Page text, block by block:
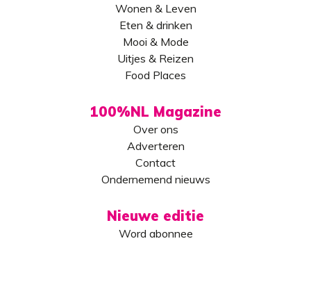
Wonen & Leven
Eten & drinken
Mooi & Mode
Uitjes & Reizen
Food Places
100%NL Magazine
Over ons
Adverteren
Contact
Ondernemend nieuws
Nieuwe editie
Word abonnee